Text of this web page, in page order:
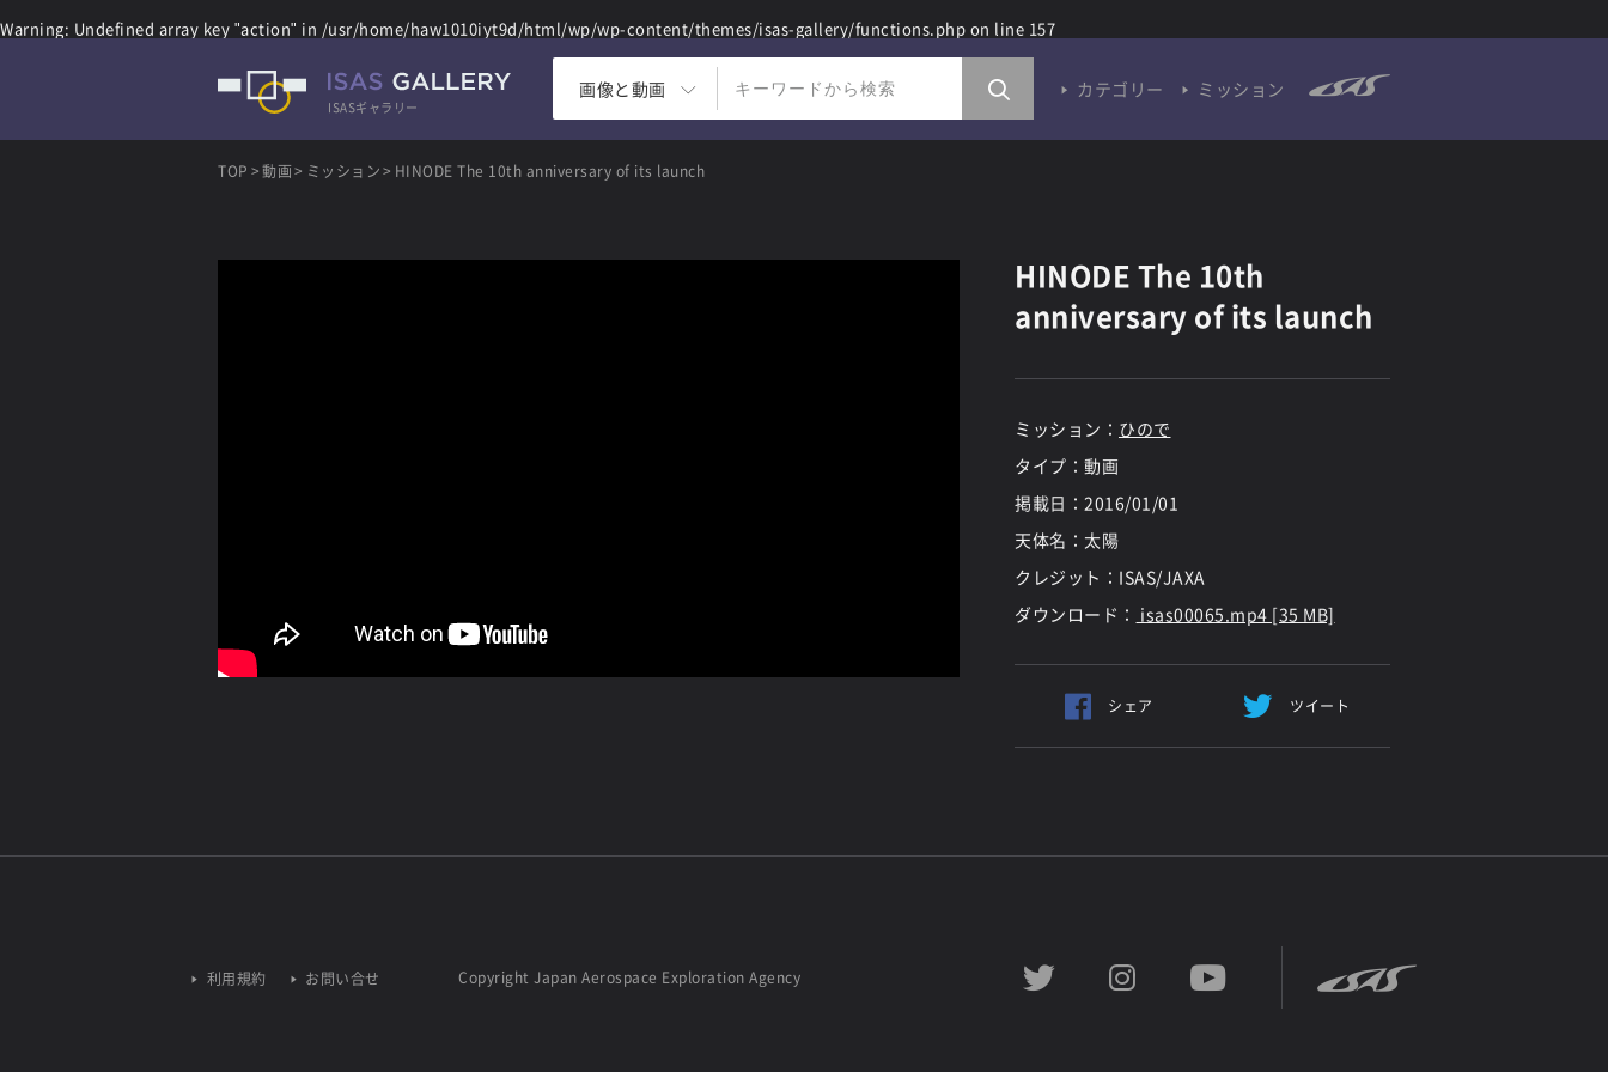
Warning: Undefined array key "action" in /usr/home/haw1010iyt9d/html/wp/wp-content/themes/isas-gallery/functions.php on line 157
ISASギャラリー
画像と動画 カテゴリー ミッション
HINODE The 10th
anniversary of its launch
ミッション： ひので
タイプ：動画
掲載日： 2016/01/01
天体名：太陽
クレジット：ISAS/JAXA
ダウンロード： isas00065.mp4 [35 MB]
シェア ツイート
TOP 動画 ミッション HINODE The 10th anniversary of its launch
利用規約 お問い合せ Copyright Japan Aerospace Exploration Agency